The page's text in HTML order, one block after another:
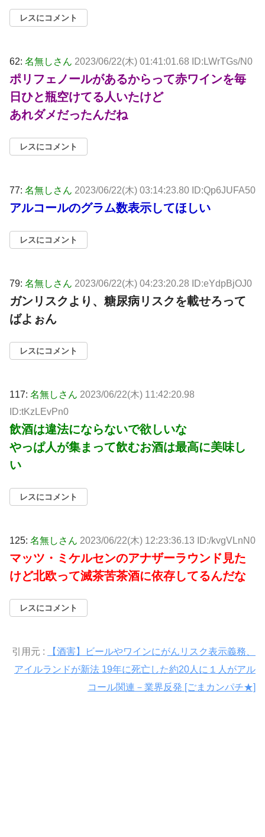
レスにコメント
62: 名無しさん 2023/06/22(木) 01:41:01.68 ID:LWrTGs/N0
ポリフェノールがあるからって赤ワインを毎
日ひと瓶空けてる人いたけど
あれダメだったんだね
レスにコメント
77: 名無しさん 2023/06/22(木) 03:14:23.80 ID:Qp6JUFA50
アルコールのグラム数表示してほしい
レスにコメント
79: 名無しさん 2023/06/22(木) 04:23:20.28 ID:eYdpBjOJ0
ガンリスクより、糖尿病リスクを載せろって
ばよぉん
レスにコメント
117: 名無しさん 2023/06/22(木) 11:42:20.98
ID:tKzLEvPn0
飲酒は違法にならないで欲しいな
やっぱ人が集まって飲むお酒は最高に美味し
い
レスにコメント
125: 名無しさん 2023/06/22(木) 12:23:36.13 ID:/kvgVLnN0
マッツ・ミケルセンのアナザーラウンド見た
けど北欧って滅茶苦茶酒に依存してるんだな
レスにコメント
引用元 :
【酒害】ビールやワインにがんリスク表示義務、
アイルランドが新法 19年に死亡した約20人に１人がアル
コール関連－業界反発 [ごまカンパチ★]